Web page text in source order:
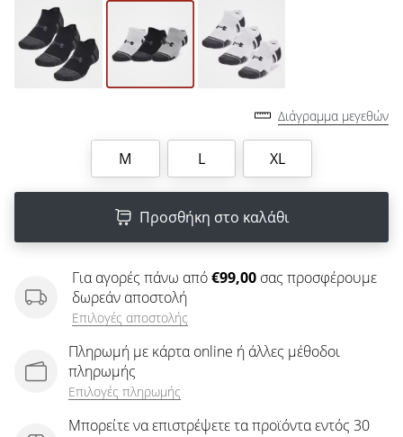
Εμφάνιση
όλων των
Διάγραμμα μεγεθών
M L XL
Προσθήκη στο καλάθι
Για αγορές πάνω από€99,00 σας προσφέρουμε
δωρεάν αποστολή
Επιλογές αποστολής
Πληρωμή με κάρτα online ή άλλες μέθοδοι
πληρωμής
Επιλογές πληρωμής
Μπορείτε να επιστρέψετε τα προϊόντα εντός 30